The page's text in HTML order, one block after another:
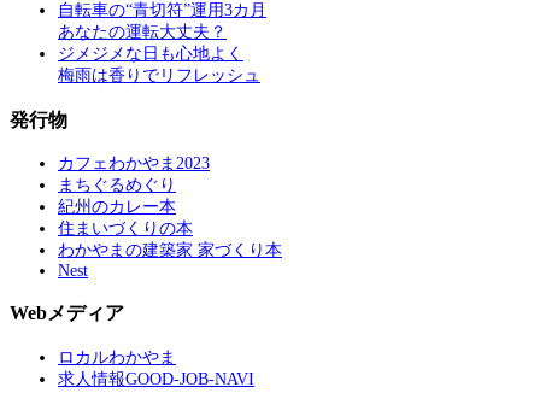
自転車の“青切符”運用3カ月
あなたの運転大丈夫？
ジメジメな日も心地よく
梅雨は香りでリフレッシュ
発行物
カフェわかやま2023
まちぐるめぐり
紀州のカレー本
住まいづくりの本
わかやまの建築家 家づくり本
Nest
Webメディア
ロカルわかやま
求人情報GOOD-JOB-NAVI